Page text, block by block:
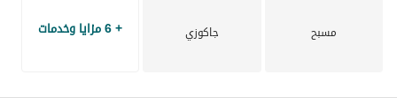
مسبح جاكوزي + 6 مزايا وخدمات